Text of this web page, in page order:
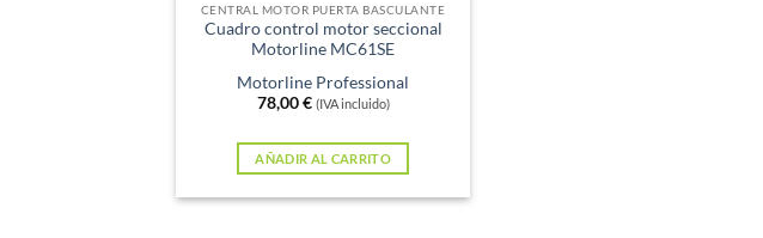
CENTRAL MOTOR PUERTA BASCULANTE
Cuadro control motor seccional
Motorline MC61SE
Motorline Professional
78,00€ (IVA incluido)
AÑADIR AL CARRITO